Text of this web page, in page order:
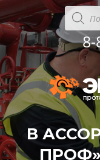
к
содержанию
Поиск
товаров
8-
В